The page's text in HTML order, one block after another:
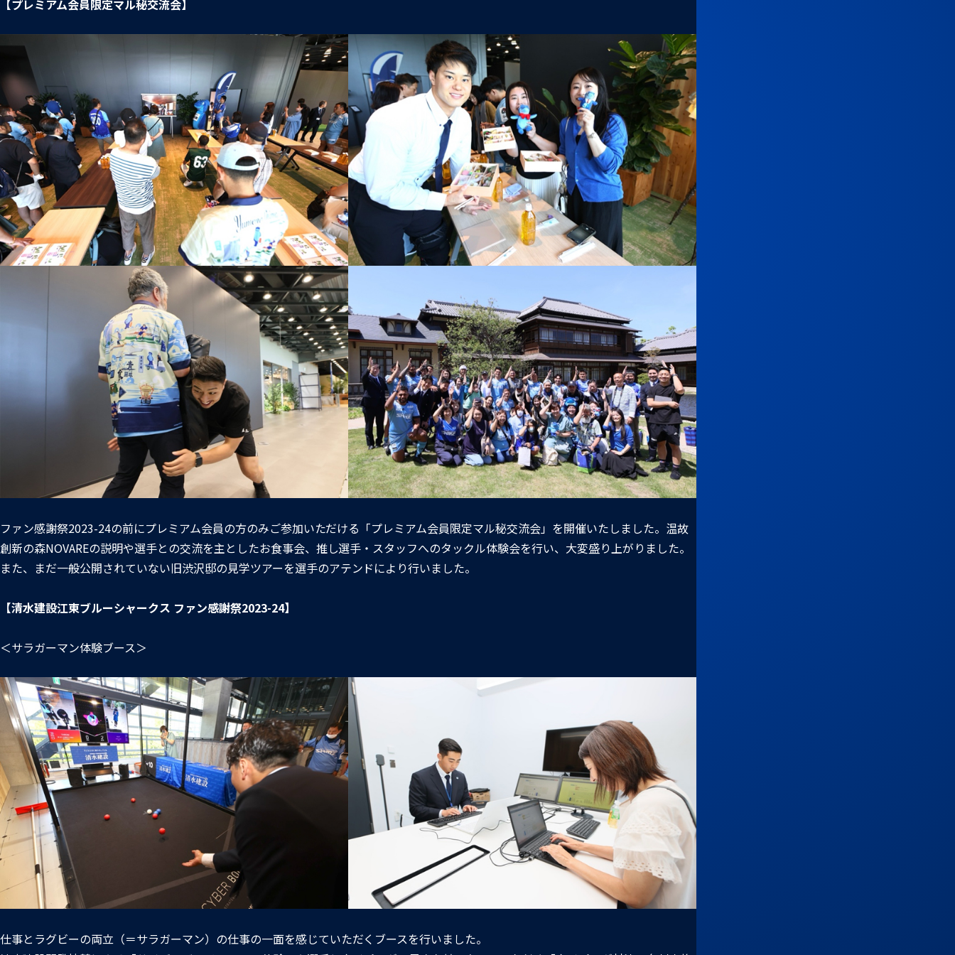
【プレミアム会員限定マル秘交流会】
ファン感謝祭2023-24の前にプレミアム会員の方のみご参加いただける「プレミアム会員限定マル秘交流会」を開催いたしました。温故
創新の森NOVAREの説明や選手との交流を主としたお食事会、推し選手・スタッフへのタックル体験会を行い、大変盛り上がりました。
また、まだ一般公開されていない旧渋沢邸の見学ツアーを選手のアテンドにより行いました。
【清水建設江東ブルーシャークス ファン感謝祭2023-24】
＜サラガーマン体験ブース＞
仕事とラグビーの両立（＝サラガーマン）の仕事の一面を感じていただくブースを行いました。